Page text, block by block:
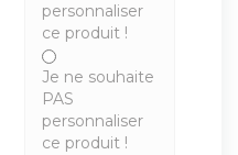
personnaliser
ce produit !
Je ne souhaite
PAS
personnaliser
ce produit !